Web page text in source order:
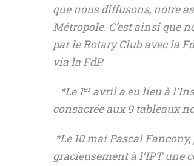
que nous diffusons, notre
Métropole. C’est ainsi que
par le Rotary Club avec la
via la FdP.
*Le 1eravril a eu lieu à
consacrée aux 9 tableaux
*Le 10 mai Pascal
gracieusement à l’IPT une